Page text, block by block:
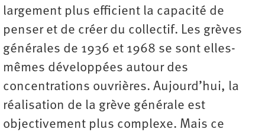
largement plus efficient la capacité de
penser et de créer du collectif. Les grèves
générales de 1936 et 1968 se sont elles-
mêmes développées autour des
concentrations ouvrières. Aujourd’hui, la
réalisation de la grève générale est
objectivement plus complexe. Mais ce